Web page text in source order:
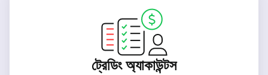
ট্রেডিং অ্যাকাউন্টস